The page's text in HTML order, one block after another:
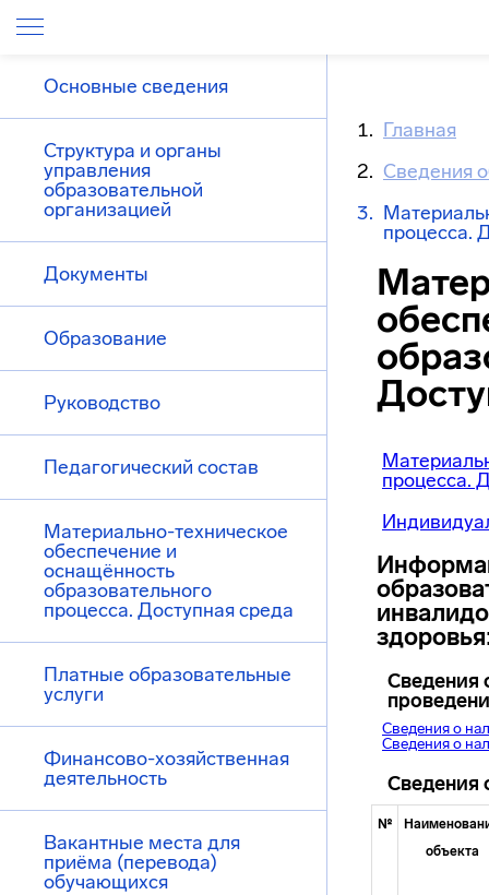
Основные сведения
Структура и органы
управления
образовательной
организацией
Документы
Образование
Руководство
Педагогический состав
Материально-техническое
обеспечение и
оснащённость
образовательного
процесса. Доступная среда
Платные образовательные
услуги
Финансово-хозяйственная
деятельность
Вакантные места для
приёма (перевода)
обучающихся
Главная
Сведения
процесса.
процесса.
Сведения
Сведения о
Сведения о
Сведения
№
объекта